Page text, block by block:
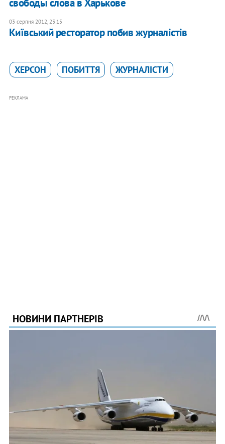
свободы слова в Харькове
03 серпня 2012, 23:15
Київський ресторатор побив журналістів
ХЕРСОН ПОБИТТЯ ЖУРНАЛІСТИ
РЕКЛАМА